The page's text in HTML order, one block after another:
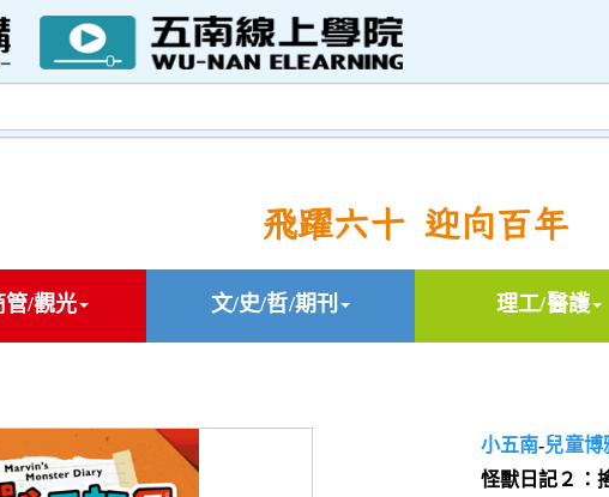
飛躍六十 迎向百年
管/觀光 文/史/哲/期刊 理工/醫護
小五南-兒童博
怪獸日記２：